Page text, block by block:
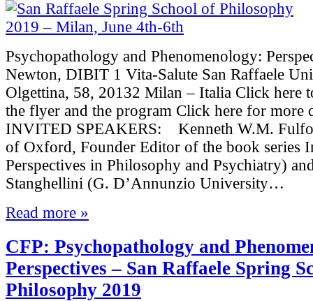
Psychopathology and Phenomenology:
Newton, DIBIT 1 Vita-Salute San Raffaele
Olgettina, 58, 20132 Milan – Italia Click here
the flyer and the program Click here for
INVITED SPEAKERS: Kenneth W.M.
of Oxford, Founder Editor of the book series
Perspectives in Philosophy and Psychiatry)
Stanghellini (G. D’Annunzio University…
Read more »
CFP: Psychopathology and
Perspectives – San Raffaele Spring
Philosophy 2019